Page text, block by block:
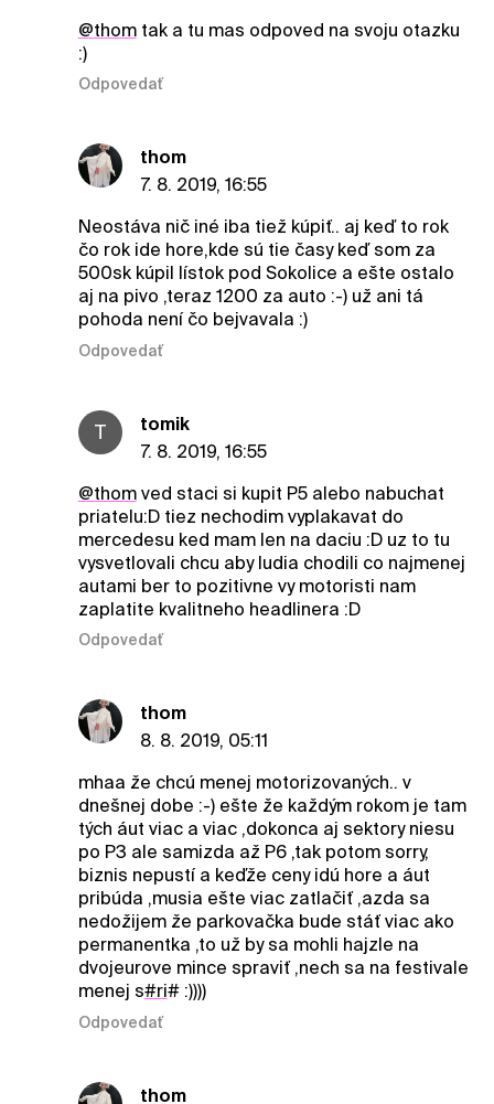
@thomtak a tu mas odpoved na svoju otazku
:)
Odpovedať
thom
7. 8. 2019, 16:55
Neostáva nič iné iba tiež kúpiť.. aj keď to rok
čo rok ide hore,kde sú tie časy keď som za
500sk kúpil lístok pod Sokolice a ešte ostalo
aj na pivo ,teraz 1200 za auto :-) už ani tá
pohoda není čo bejvavala :)
Odpovedať
T
tomik
7. 8. 2019, 16:55
@thomved staci si kupit P5 alebo nabuchat
priatelu:D tiez nechodim vyplakavat do
mercedesu ked mam len na daciu :D uz to tu
vysvetlovali chcu aby ludia chodili co najmenej
autami ber to pozitivne vy motoristi nam
zaplatite kvalitneho headlinera :D
Odpovedať
thom
8. 8. 2019, 05:11
mhaa že chcú menej motorizovaných.. v
dnešnej dobe :-) ešte že každým rokom je tam
tých áut viac a viac ,dokonca aj sektory niesu
po P3 ale samizda až P6 ,tak potom sorry,
biznis nepustí a keďže ceny idú hore a áut
pribúda ,musia ešte viac zatlačiť ,azda sa
nedožijem že parkovačka bude stáť viac ako
permanentka ,to už by sa mohli hajzle na
dvojeurove mince spraviť ,nech sa na festivale
menej s#ri# :))))
Odpovedať
thom